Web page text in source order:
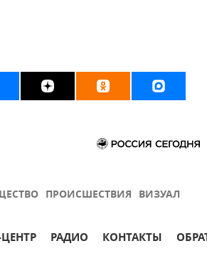
ПРОИСШЕСТВИЯ ВИЗУАЛ
РАДИО КОНТАКТЫ